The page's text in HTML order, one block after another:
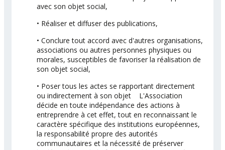
avec son objet social,
• Réaliser et diffuser des publications,
• Conclure tout accord avec d'autres organisations,
associations ou autres personnes physiques ou
morales, susceptibles de favoriser la réalisation de
son objet social,
• Poser tous les actes se rapportant directement
ou indirectement à son objet L'Association
décide en toute indépendance des actions à
entreprendre à cet effet, tout en reconnaissant le
caractère spécifique des institutions européennes,
la responsabilité propre des autorités
communautaires et la nécessité de préserver